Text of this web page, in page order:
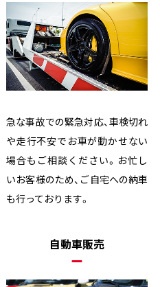
急な事故での緊急対応、車検切れ
や走行不安でお車が動かせない
場合もご相談ください。お忙し
いお客様のため、ご自宅への納車
も行っております。
自動車販売